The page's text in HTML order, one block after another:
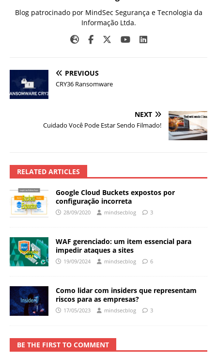
Blog patrocinado por MindSec Segurança e Tecnologia da
Informação Ltda.
PREVIOUS
CRY36 Ransomware
NEXT
Cuidado Você Pode Estar Sendo Filmado!
RELATED ARTICLES
Google Cloud Buckets expostos por
configuração incorreta
28/09/2020 mindsecblog 3
WAF gerenciado: um item essencial para
impedir ataques a sites
19/09/2024 mindsecblog 6
Como lidar com insiders que representam
riscos para as empresas?
17/05/2023 mindsecblog 3
BE THE FIRST TO COMMENT